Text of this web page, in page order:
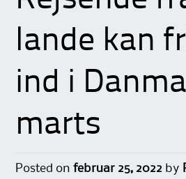
lande kan
ind i
marts
Posted onfebruar 25, 2022 by